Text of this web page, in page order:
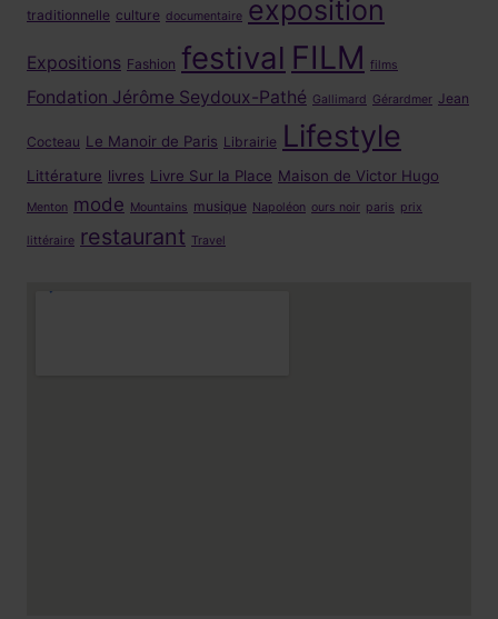
traditionnelle culture documentaire exposition
Expositions Fashion festival FILM films
Fondation Jérôme Seydoux-Pathé Gallimard Gérardmer Jean
Cocteau Le Manoir de Paris Librairie Lifestyle
Littérature livres Livre Sur la Place Maison de Victor Hugo
Menton mode Mountains musique Napoléon ours noir paris prix
littéraire restaurant Travel